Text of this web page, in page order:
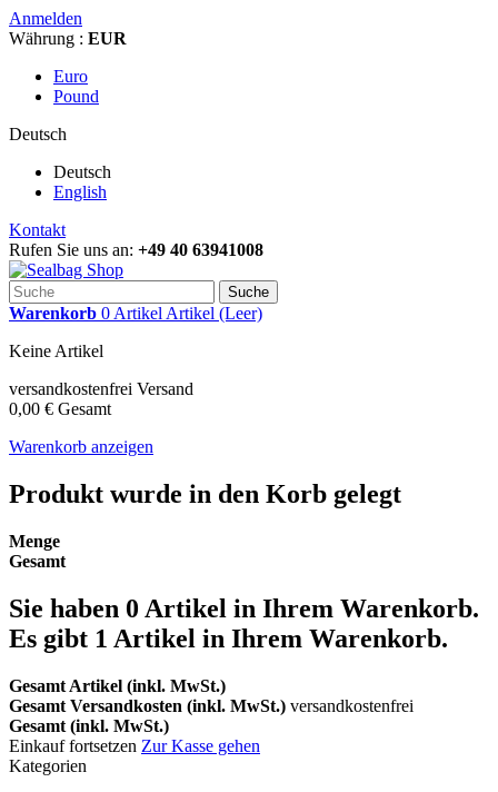
Anmelden
Währung : EUR
Euro
Pound
Deutsch
Deutsch
English
Kontakt
Rufen Sie uns an: +49 40 63941008
Suche
Warenkorb 0 Artikel Artikel (Leer)
Keine Artikel
versandkostenfrei Versand
0,00 € Gesamt
Warenkorb anzeigen
Produkt wurde in den Korb gelegt
Menge
Gesamt
Sie haben 0 Artikel in Ihrem Warenkorb.
Es gibt 1 Artikel in Ihrem Warenkorb.
Gesamt Artikel (inkl. MwSt.)
Gesamt Versandkosten (inkl. MwSt.) versandkostenfrei
Gesamt (inkl. MwSt.)
Einkauf fortsetzen Zur Kasse gehen
Kategorien